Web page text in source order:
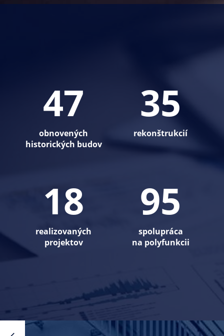
47
obnovených
historických budov
35
rekonštrukcií
18
realizovaných
projektov
95
spolupráca
na polyfunkcii